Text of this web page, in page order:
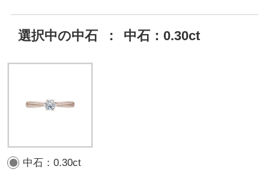
選択中の中石 ： 中石：0.30ct
中石：0.30ct